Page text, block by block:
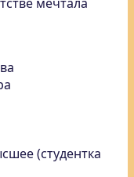
(студентка